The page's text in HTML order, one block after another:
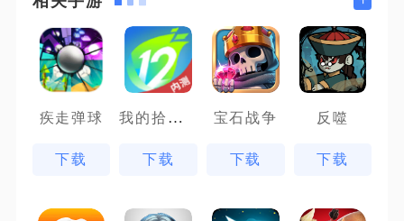
疾走弹球
下载
我的拾贰世界
下载
宝石战争
下载
反噬
下载